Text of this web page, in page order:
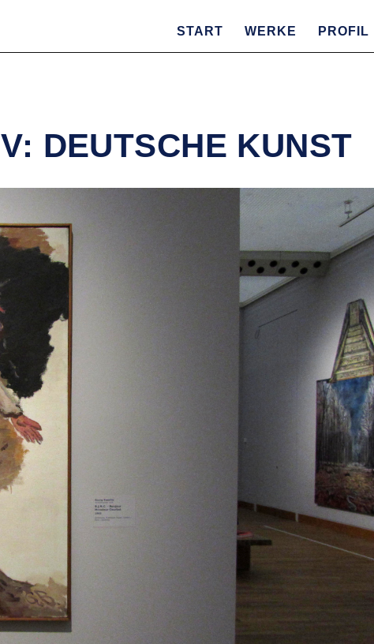
START WERKE PROFIL
DEUTSCHE KUNST